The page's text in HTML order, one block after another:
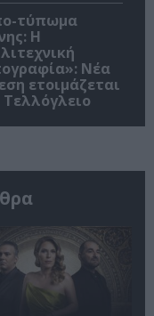
τύπωμα
H
Νέα
ετοιμάζεται